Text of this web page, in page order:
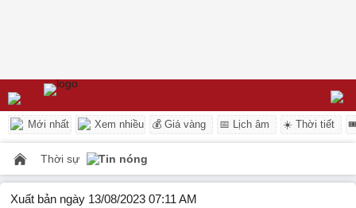
Mới nhất Xem nhiều 💰 Giá vàng 📅 Lịch âm ☀️ Thời tiết
Thời sự Tin nóng
Xuất bản ngày 13/08/2023 07:11 AM